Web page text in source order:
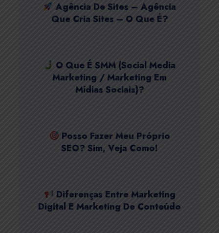
Agência De Sites – Agência
Que Cria Sites – O Que É?
O Que É SMM (Social Media
Marketing / Marketing Em
Mídias Sociais)?
Posso Fazer Meu Próprio
SEO? Sim, Veja Como!
Diferenças Entre Marketing
Digital E Marketing De Conteúdo